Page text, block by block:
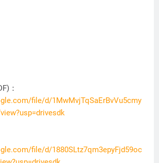
：
file/d/1MwMvjTqSaErBvVu5cmy
file/d/1880SLtz7qm3epyFjd59oc